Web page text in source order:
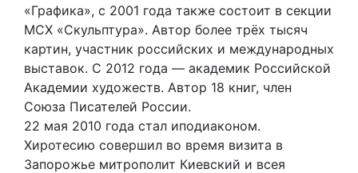
«Графика», с 2001 года также состоит в секции
МСХ «Скульптура». Автор более трёх тысяч
картин, участник российских и международных
выставок. С 2012 года — академик Российской
Академии художеств. Автор 18 книг, член
Союза Писателей России.
22 мая 2010 года стал иподиаконом.
Хиротесию совершил во время визита в
Запорожье митрополит Киевский и всея